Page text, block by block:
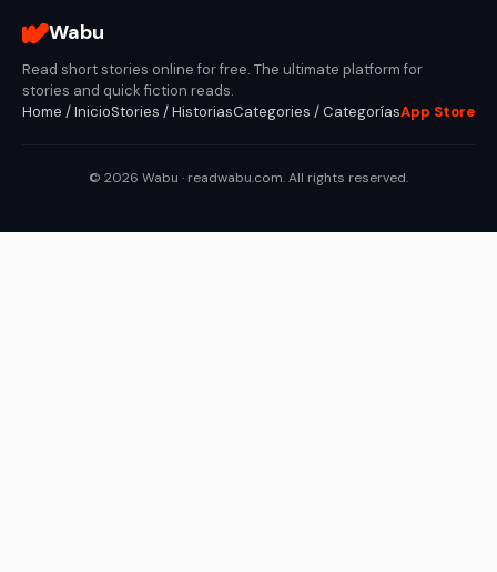
Wabu
Read short stories online for free. The ultimate platform for
stories and quick fiction reads.
Home / InicioStories / HistoriasCategories / CategoríasApp Store
© 2026 Wabu · readwabu.com. All rights reserved.